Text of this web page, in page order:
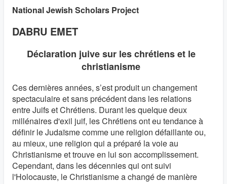
National Jewish Scholars Project
DABRU EMET
Déclaration juive sur les chrétiens et le
christianisme
Ces dernières années, s’est produit un changement
spectaculaire et sans précédent dans les relations
entre Juifs et Chrétiens. Durant les quelque deux
millénaires d'exil juif, les Chrétiens ont eu tendance à
définir le Judaïsme comme une religion défaillante ou,
au mieux, une religion qui a préparé la voie au
Christianisme et trouve en lui son accomplissement.
Cependant, dans les décennies qui ont suivi
l'Holocauste, le Christianisme a changé de manière